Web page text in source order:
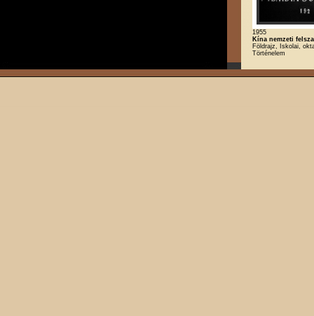
1955
Kína nemzeti
Földrajz, Iskolai,
Történelem